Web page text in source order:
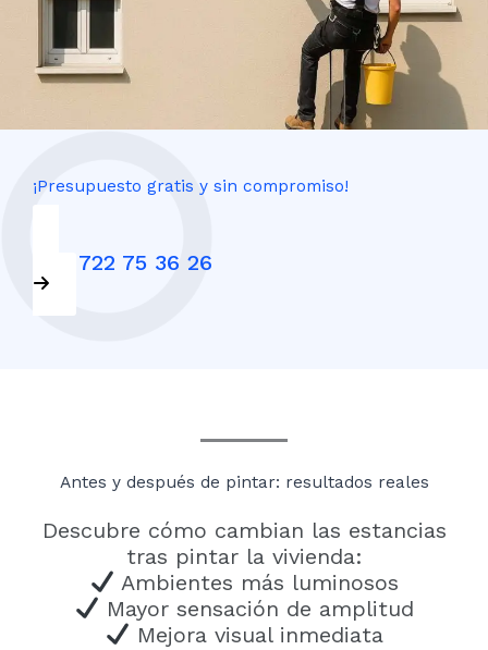
¡Presupuesto gratis y sin compromiso!
+34 722 75 36 26
Antes y después de pintar: resultados reales
Descubre cómo cambian las estancias
tras pintar la vivienda:
Ambientes más luminosos
Mayor sensación de amplitud
Mejora visual inmediata